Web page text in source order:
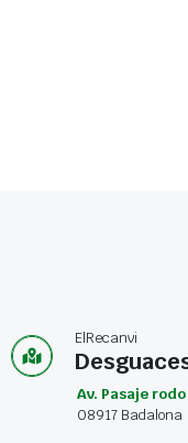
ElRecanvi
Av. Pasaje
08917 Badalona